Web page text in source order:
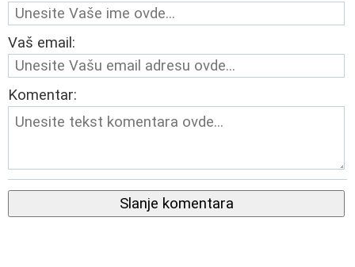
Vaš email:
Komentar:
Slanje komentara